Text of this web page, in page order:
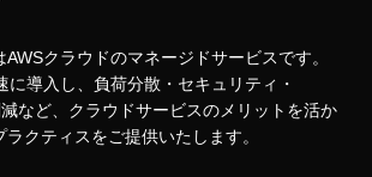
クラウドのマネージドサービスです。
に導入し、負荷分散・セキュリティ・
など、クラウドサービスのメリットを活か
クティスをご提供いたします。